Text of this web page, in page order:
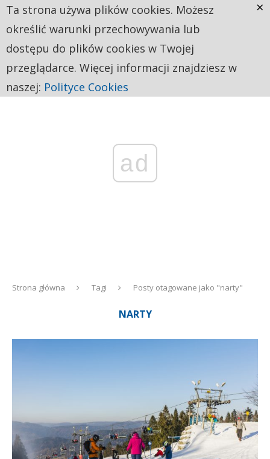
ad
Strona główna Tagi Posty otagowane jako "narty"
NARTY
Ta strona używa plików cookies. Możesz
określić warunki przechowywania lub
dostępu do plików cookies w Twojej
przeglądarce. Więcej informacji znajdziesz w
naszej: Polityce Cookies
×